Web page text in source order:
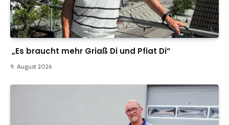
„Es braucht mehr Griaß Di und Pfiat Di“
9. August 2026